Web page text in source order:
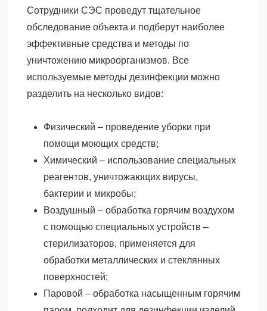
Сотрудники СЭС проведут тщательное
обследование объекта и подберут наиболее
эффективные средства и методы по
уничтожению микроорганизмов. Все
используемые методы дезинфекции можно
разделить на несколько видов:
Физический – проведение уборки при
помощи моющих средств;
Химический – использование специальных
реагентов, уничтожающих вирусы,
бактерии и микробы;
Воздушный – обработка горячим воздухом
с помощью специальных устройств –
стерилизаторов, применяется для
обработки металлических и стеклянных
поверхностей;
Паровой – обработка насыщенным горячим